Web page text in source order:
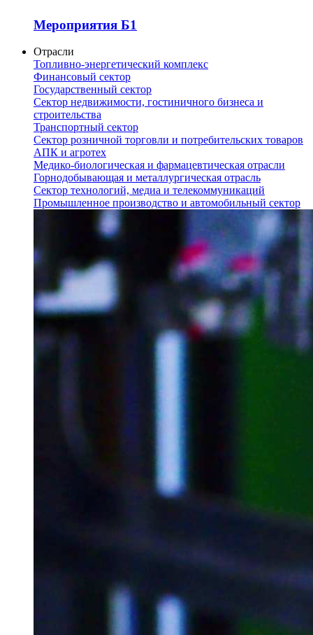
Мероприятия Б1
Отрасли
Топливно-энергетический комплекс
Финансовый сектор
Государственный сектор
Сектор недвижимости, гостиничного бизнеса и
строительства
Транспортный сектор
Сектор розничной торговли и потребительских товаров
АПК и агротех
Медико-биологическая и фармацевтическая отрасли
Горнодобывающая и металлургическая отрасль
Сектор технологий, медиа и телекоммуникаций
Промышленное производство и автомобильный сектор